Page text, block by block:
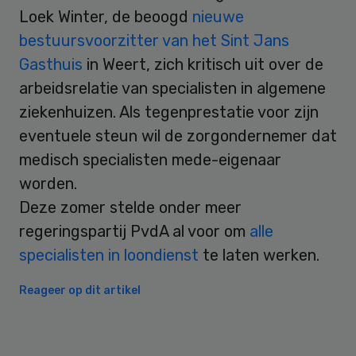
Loek Winter, de beoogd nieuwe
bestuursvoorzitter van het Sint Jans
Gasthuis in Weert, zich kritisch uit over de
arbeidsrelatie van specialisten in algemene
ziekenhuizen. Als tegenprestatie voor zijn
eventuele steun wil de zorgondernemer dat
medisch specialisten mede-eigenaar
worden.
Deze zomer stelde onder meer
regeringspartij PvdA al voor om alle
specialisten in loondienst te laten werken.
Reageer op dit artikel